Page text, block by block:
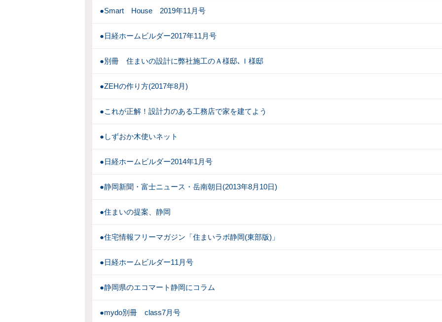
●Smart House 2019年11月号
●日経ホームビルダー2017年11月号
●別冊 住まいの設計に弊社施工のＡ様邸､Ｉ様邸
●ZEHの作り方(2017年8月)
●これが正解！設計力のある工務店で家を建てよう
●しずおか木使いネット
●日経ホームビルダー2014年1月号
●静岡新聞・富士ニュース・岳南朝日(2013年8月10日)
●住まいの提案、静岡
●住宅情報フリーマガジン「住まいラボ静岡(東部版)」
●日経ホームビルダー11月号
●静岡県のエコマート静岡にコラム
●mydo別冊 class7月号